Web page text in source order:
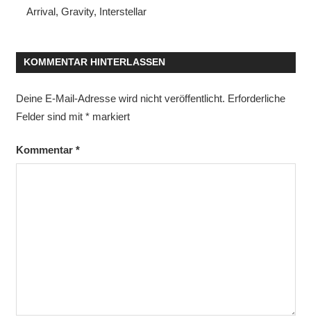
Arrival, Gravity, Interstellar
KOMMENTAR HINTERLASSEN
Deine E-Mail-Adresse wird nicht veröffentlicht. Erforderliche
Felder sind mit *markiert
Kommentar *